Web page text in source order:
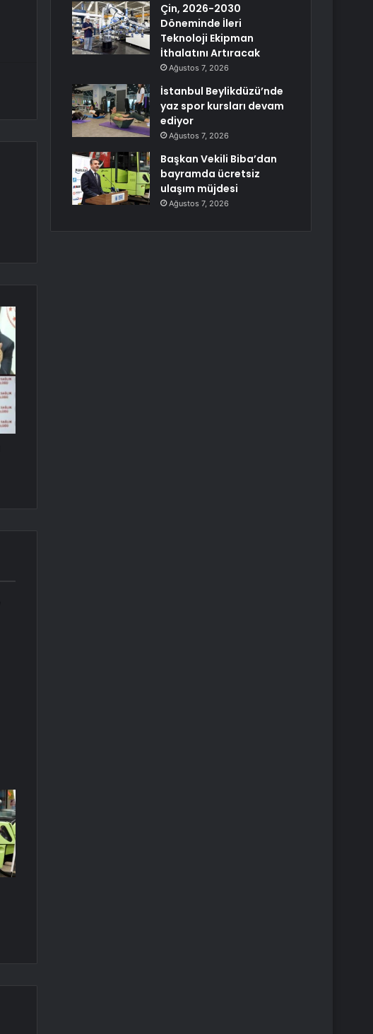
Çin, 2026-2030
Döneminde İleri
Teknoloji Ekipman
İthalatını Artıracak
Ağustos 7, 2026
İstanbul Beylikdüzü’nde
yaz spor kursları devam
ediyor
Ağustos 7, 2026
Başkan Vekili Biba’dan
bayramda ücretsiz
ulaşım müjdesi
Ağustos 7, 2026